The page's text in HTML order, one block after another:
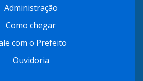
Administração
Como chegar
com o Prefeito
Ouvidoria